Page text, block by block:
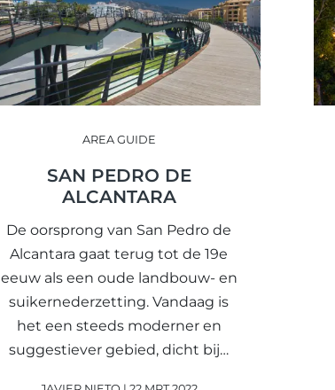
AREA GUIDE
SAN PEDRO DE
ALCANTARA
De oorsprong van San Pedro de
Alcantara gaat terug tot de 19e
eeuw als een oude landbouw- en
suikernederzetting. Vandaag is
het een steeds moderner en
suggestiever gebied, dicht bij…